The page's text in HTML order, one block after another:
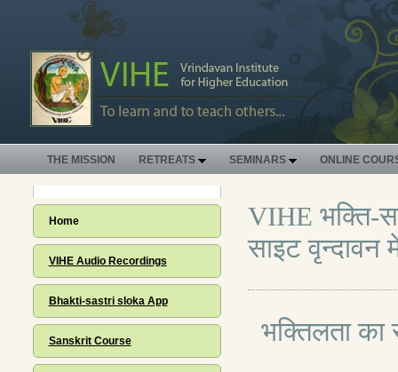
THE MISSION RETREATS SEMINARS ONLINE
Home
VIHE Audio Recordings
Bhakti-sastri sloka App
Sanskrit Course
VIHE भक्ति-
साइट
भक्तिलता का